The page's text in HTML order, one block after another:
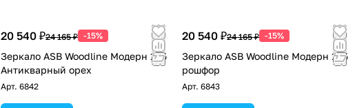
20 540 ₽24 165 ₽ -15%
Зеркало ASB Woodline Модерн 105
Антикварный орех
Арт. 6842
20 540 ₽24 165 ₽ -15%
Зеркало ASB Woodline Модерн 105
рошфор
Арт. 6843